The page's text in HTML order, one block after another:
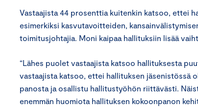
Vastaajista 44 prosenttia kuitenkin katsoo, ettei
esimerkiksi kasvutavoitteiden,
toimitusjohtajia. Moni kaipaa hallituksiin lisää
“Lähes puolet vastaajista katsoo hallituksesta
vastaajista katsoo, ettei hallituksen jäsenistössä
panosta ja osallistu hallitustyöhön riittävästi.
enemmän huomiota hallituksen kokoonpanon